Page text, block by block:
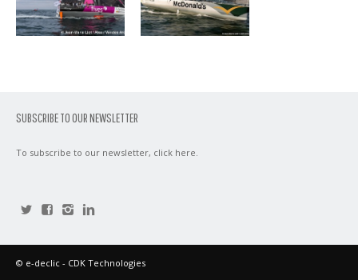
SUBSCRIBE TO OUR NEWSLETTER
To subscribe to our newsletter, click here
© e-declic - CDK Technologies